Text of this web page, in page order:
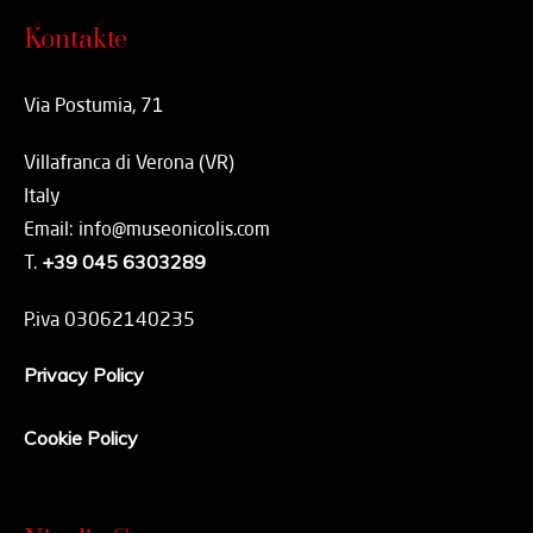
Kontakte
Via Postumia, 71
Villafranca di Verona (VR)
Italy
Email: info@museonicolis.com
T. +39 045 6303289
P.iva 03062140235
Privacy Policy
Cookie Policy